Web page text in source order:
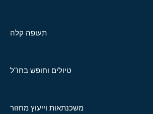
תעופה קלה
טיולים וחופש בחו"ל
משכנתאות וייעוץ מחזור